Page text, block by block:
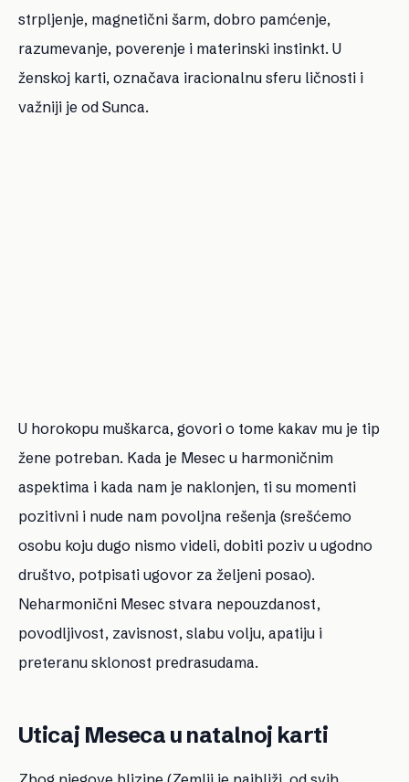
strpljenje, magnetični šarm, dobro pamćenje,
razumevanje, poverenje i materinski instinkt. U
ženskoj karti, označava iracionalnu sferu ličnosti i
važniji je od Sunca.
U horokopu muškarca, govori o tome kakav mu je tip
žene potreban. Kada je Mesec u harmoničnim
aspektima i kada nam je naklonjen, ti su momenti
pozitivni i nude nam povoljna rešenja (srešćemo
osobu koju dugo nismo videli, dobiti poziv u ugodno
društvo, potpisati ugovor za željeni posao).
Neharmonični Mesec stvara nepouzdanost,
povodljivost, zavisnost, slabu volju, apatiju i
preteranu sklonost predrasudama.
Uticaj Meseca u natalnoj karti